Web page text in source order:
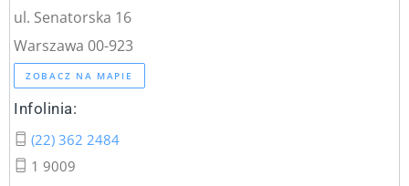
ul. Senatorska 16
Warszawa 00-923
ZOBACZ NA MAPIE
Infolinia:
(22) 362 2484
1 9009